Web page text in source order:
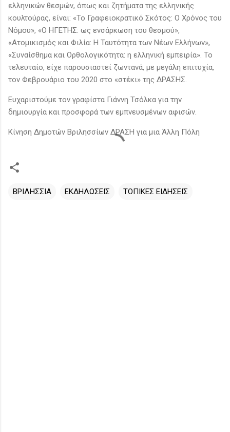
ελληνικών θεσμών, όπως και ζητήματα της ελληνικής
κουλτούρας, είναι: «Το Γραφειοκρατικό Σκότος: Ο Χρόνος του
Νόμου», «Ο ΗΓΕΤΗΣ: ως ενσάρκωση του θεσμού»,
«Ατομικισμός και Φιλία: Η Ταυτότητα των Νέων Ελλήνων»,
«Συναίσθημα και Ορθολογικότητα: η ελληνική εμπειρία». Το
τελευταίο, είχε παρουσιαστεί ζωντανά, με μεγάλη επιτυχία,
τον Φεβρουάριο του 2020 στο «στέκι» της ΔΡΑΣΗΣ.
Ευχαριστούμε τον γραφίστα Γιάννη Τσόλκα για την
δημιουργία και προσφορά των εμπνευσμένων αφισών.
Κίνηση Δημοτών Βριλησσίων ΔΡΑΣΗ για μια Άλλη Πόλη
ΒΡΙΛΗΣΣΙΑ ΕΚΔΗΛΩΣΕΙΣ ΤΟΠΙΚΕΣ ΕΙΔΗΣΕΙΣ